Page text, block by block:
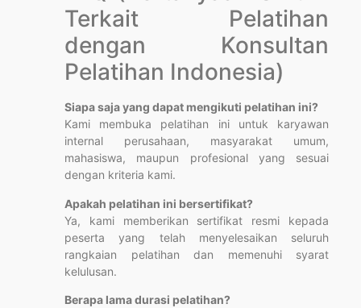
Terkait Pelatihan
dengan Konsultan
Pelatihan Indonesia)
Siapa saja yang dapat mengikuti pelatihan ini?
Kami membuka pelatihan ini untuk karyawan
internal perusahaan, masyarakat umum,
mahasiswa, maupun profesional yang sesuai
dengan kriteria kami.
Apakah pelatihan ini bersertifikat?
Ya, kami memberikan sertifikat resmi kepada
peserta yang telah menyelesaikan seluruh
rangkaian pelatihan dan memenuhi syarat
kelulusan.
Berapa lama durasi pelatihan?